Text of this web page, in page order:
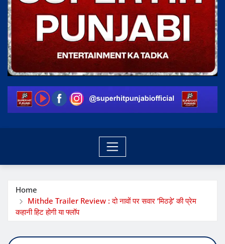
Home
Mithde Trailer Review : दो नावों पर सवार ‘मिठड़े’ की प्रेम
कहानी हिट होगी या फ्लॉप